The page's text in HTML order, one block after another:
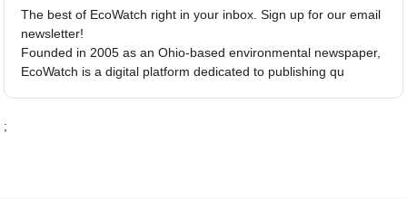
The best of EcoWatch right in your inbox. Sign up for our email
newsletter!
Founded in 2005 as an Ohio-based environmental newspaper,
EcoWatch is a digital platform dedicated to publishing qu
;